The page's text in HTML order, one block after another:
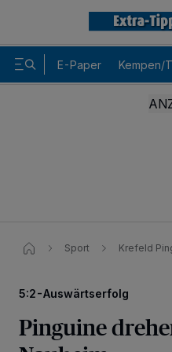
E-Paper Kempen/
Sport Krefeld
5:2-Auswärtserfolg
Pinguine